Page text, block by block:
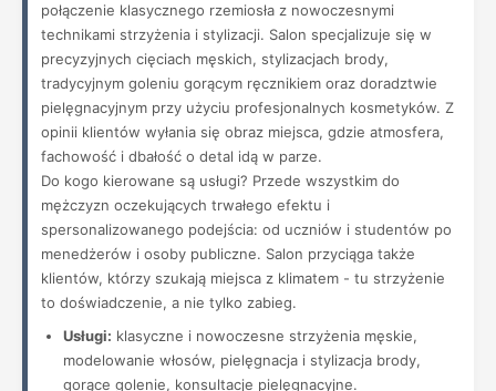
połączenie klasycznego rzemiosła z nowoczesnymi
technikami strzyżenia i stylizacji. Salon specjalizuje się w
precyzyjnych cięciach męskich, stylizacjach brody,
tradycyjnym goleniu gorącym ręcznikiem oraz doradztwie
pielęgnacyjnym przy użyciu profesjonalnych kosmetyków. Z
opinii klientów wyłania się obraz miejsca, gdzie atmosfera,
fachowość i dbałość o detal idą w parze.
Do kogo kierowane są usługi? Przede wszystkim do
mężczyzn oczekujących trwałego efektu i
spersonalizowanego podejścia: od uczniów i studentów po
menedżerów i osoby publiczne. Salon przyciąga także
klientów, którzy szukają miejsca z klimatem - tu strzyżenie
to doświadczenie, a nie tylko zabieg.
Usługi: klasyczne i nowoczesne strzyżenia męskie,
modelowanie włosów, pielęgnacja i stylizacja brody,
gorące golenie, konsultacje pielęgnacyjne.